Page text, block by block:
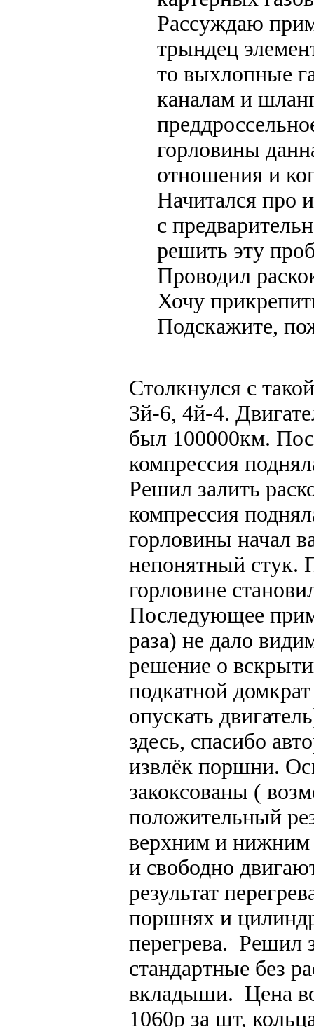
Рассуждаю
трындец
то выхлопные
каналам и
горловины
отношения и
Начитался про
с
решить эту
Проводил
Хочу
Подскажите,
Столкнулся с
3й-6, 4й-4.
был 100000км.
компрессия
Решил залить
компрессия
горловины начал
непонятный стук.
горловине
Последующее
раза) не дало
решение о
подкатной
опускать
здесь, спасибо
извлёк поршни.
закоксованы (
положительный
верхним и нижним
и свободно
результат
поршнях и
перегрева. Решил
стандартные без
вкладыши. Цена
1060р за шт,